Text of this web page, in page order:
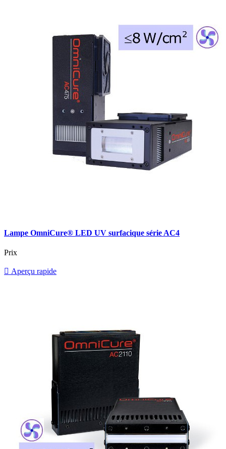
Lampe OmniCure® LED UV surfacique série AC4
Prix
 Aperçu rapide